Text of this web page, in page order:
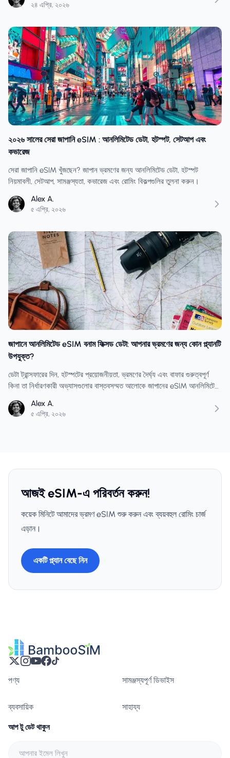
২৪ এপ্রি, ২০২৬
২০২৬ সালের সেরা জাপানি eSIM : আনলিমিটেড ডেটা, হটস্পট, সেটআপ এবং
কভারেজ
সেরা জাপানি eSIM খুঁজছেন? জাপান ভ্রমণের জন্য আনলিমিটেড ডেটা, হটস্পট
নিয়মাবলী, সেটআপ, সামঞ্জস্যতা, কভারেজ এবং রোমিং বিকল্পগুলির তুলনা করুন।
Alex A.
৫ এপ্রি, ২০২৬
জাপানে আনলিমিটেড eSIM বনাম ফিক্সড ডেটা: আপনার ভ্রমণের জন্য কোন প্ল্যানটি
উপযুক্ত?
ডেটা ট্রান্সফারের দিন, হটস্পটের প্রয়োজনীয়তা, ভ্রমণের দৈর্ঘ্য এবং বাফার গুরুত্বপূর্ণ
কিনা তা নির্ধারণকারী অভ্যাসগুলোর বাস্তবসম্মত আলোকে জাপানের eSIM আনলিমিটেড
Alex A.
৫ এপ্রি, ২০২৬
আজই eSIM-এ পরিবর্তন করুন!
কয়েক মিনিটে আমাদের ভ্রমণ eSIM শুরু করুন এবং ব্যয়বহুল রোমিং চার্জ
এড়ান।
একটি প্ল্যান বেছে নিন
পণ্য সামঞ্জস্যপূর্ণ ডিভাইস
ব্যবসায়িক সাহায্য
আপ টু ডেট থাকুন